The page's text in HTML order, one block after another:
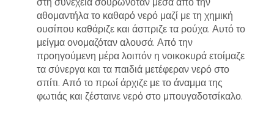
αθομαντήλα το καθαρό νερό μαζί με τη χημική
ουσίπου καθάριζε και άσπριζε τα ρούχα. Αυτό το
μείγμα ονομαζόταν αλουσά. Από την
προηγούμενη μέρα λοιπόν η νοικοκυρά ετοίμαζε
τα σύνεργα και τα παιδιά μετέφεραν νερό στο
σπίτι. Από το πρωί άρχιζε με το άναμμα της
φωτιάς και ζέσταινε νερό στο μπουγαδοτσίκαλο.